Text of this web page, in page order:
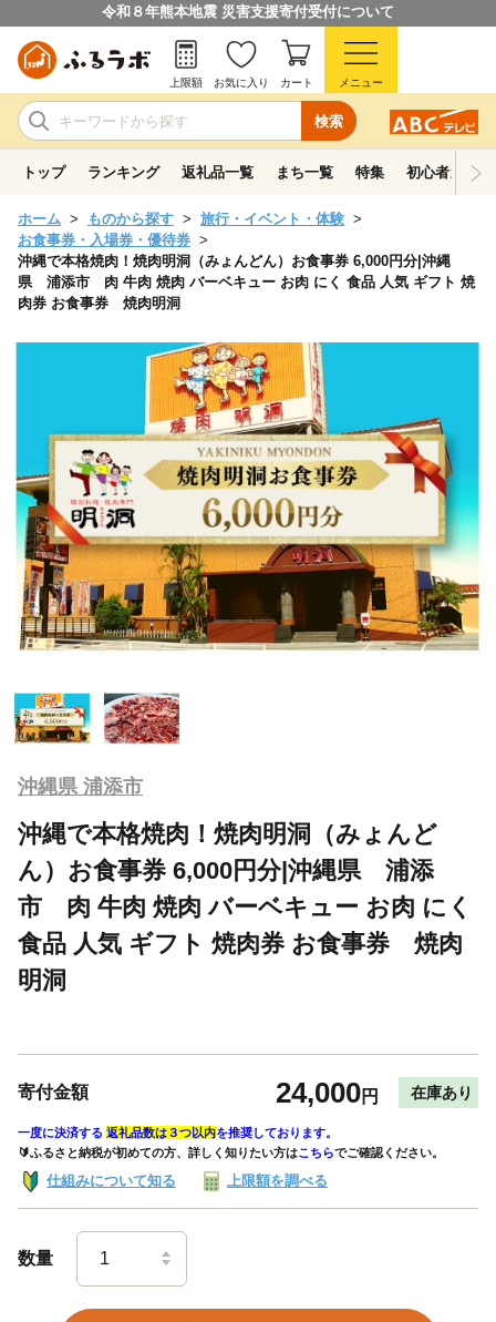
令和８年熊本地震 災害支援寄付受付について
検索
上限額 お気に入り カート メニュー
トップ ランキング 返礼品一覧 まち一覧 特集 初心者ガイド
ホーム ものから探す
旅行・イベント・体験
お食事券・入場券・優待券
沖縄で本格焼肉！焼肉明洞（みょんどん）お食事券 6,000円分|沖縄
県 浦添市 肉 牛肉 焼肉 バーベキュー お肉 にく 食品 人気 ギフト 焼
肉券 お食事券 焼肉明洞
沖縄県 浦添市
沖縄で本格焼肉！焼肉明洞（みょんど
ん）お食事券 6,000円分|沖縄県 浦添
市 肉 牛肉 焼肉 バーベキュー お肉 にく
食品 人気 ギフト 焼肉券 お食事券 焼肉
明洞
寄付金額 24,000円 在庫あり
一度に決済する 返礼品数は３つ以内を推奨しております。
🔰ふるさと納税が初めての方、詳しく知りたい方はこちらでご確認ください。
仕組みについて知る 上限額を調べる
数量